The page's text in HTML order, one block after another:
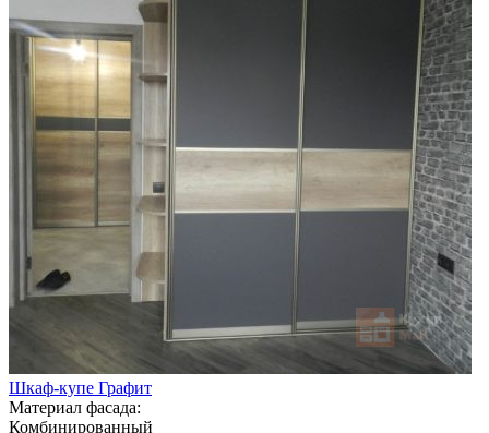
Шкаф-купе Графит
Материал фасада:
Комбинированный